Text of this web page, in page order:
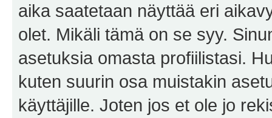
aika saatetaan näyttää eri
olet. Mikäli tämä on se syy.
asetuksia omasta profiilistasi.
kuten suurin osa muistakin
käyttäjille. Joten jos et ole jo